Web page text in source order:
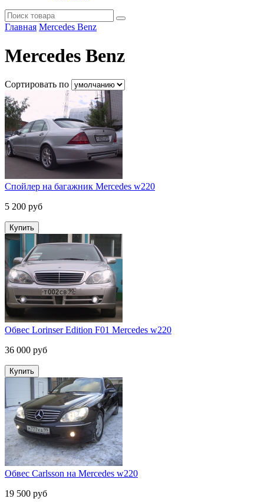
Главная Mercedes Benz
Mercedes Benz
Сортировать по
Спойлер на багажник Mercedes w220
5 200 руб
Обвес Lorinser Edition F01 Mercedes w220
36 000 руб
Обвес Carlsson на Mercedes w220
19 500 руб